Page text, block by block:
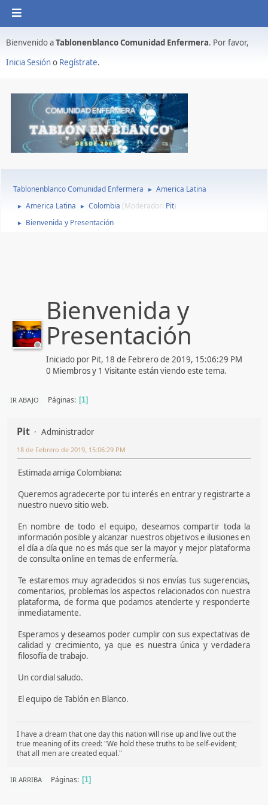
Bienvenido aTablonenblanco Comunidad Enfermera. Por favor,
Inicia Sesióno Regístrate.
Tablonenblanco Comunidad Enfermera ► America Latina
► America Latina ► Colombia (Moderador: Pit)
► Bienvenida y Presentación
Bienvenida y
Presentación
Iniciado por Pit, 18 de Febrero de 2019, 15:06:29 PM
0 Miembros y 1 Visitante están viendo este tema.
IR ABAJO Páginas 1
Pit Administrador
18 de Febrero de 2019, 15:06:29 PM
Estimada amiga Colombiana:
Queremos agradecerte por tu interés en entrar y registrarte a
nuestro nuevo sitio web.
En nombre de todo el equipo, deseamos compartir toda la
información posible y alcanzar nuestros objetivos e ilusiones en
el día a día que no es más que ser la mayor y mejor plataforma
de consulta online en temas de enfermería.
Te estaremos muy agradecidos si nos envías tus sugerencias,
comentarios, problemas los aspectos relacionados con nuestra
plataforma, de forma que podamos atenderte y responderte
inmediatamente.
Esperamos y deseamos poder cumplir con sus expectativas de
calidad y crecimiento, ya que es nuestra única y verdadera
filosofía de trabajo.
Un cordial saludo.
El equipo de Tablón en Blanco.
I have a dream that one day this nation will rise up and live out the
true meaning of its creed: "We hold these truths to be self-evident;
that all men are created equal."
IR ARRIBA Páginas 1